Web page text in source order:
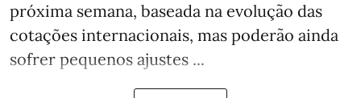
próxima semana, baseada na evolução das
cotações internacionais, mas poderão ainda
sofrer pequenos ajustes ...